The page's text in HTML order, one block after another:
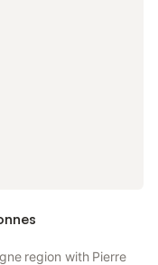
region with Pierre